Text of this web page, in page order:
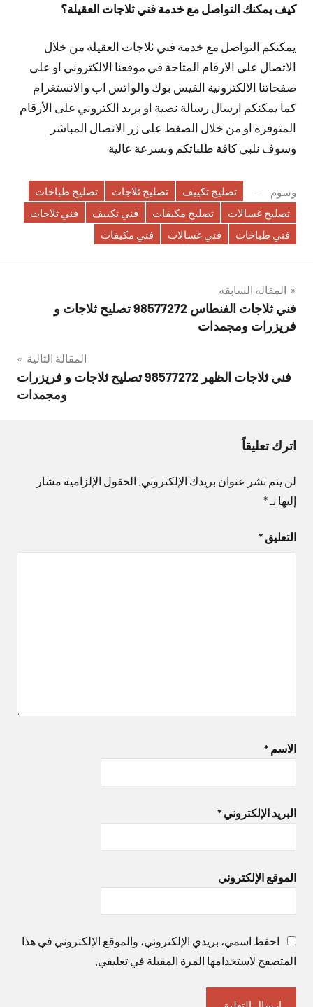
كيف يمكنك التواصل مع خدمة فني ثلاجات العقيلة؟
يمكنكم التواصل مع خدمة فني ثلاجات العقيلة من خلال
الاتصال على الارقام المتاحة في موقعنا الالكتروني او على
صفحاتنا الالكترونية الفيس بوك والواتس اب والانستغرام
كما يمكنكم ارسال رسالة نصية او بريد الكتروني على الأرقام
المتوفرة او من خلال الضغط على زر الاتصال المباشر
وسوف نلبي كافة طلباتكم وبسرعة عالية
وسوم تصليح تكييف تصليح ثلاجات
تصليح طباخات
تصليح غسالات
تصليح مكيفات فني تكييف
فني ثلاجات
فني طباخات
فني غسالات فني مكيفات
تصفّح
المقالات
المقالة السابقة
فني ثلاجات الفنطاس 98577272 تصليح ثلاجات و
فريزرات ومجمدات
المقالة التالية
فني ثلاجات الظهر 98577272 تصليح ثلاجات و فريزرات
ومجمدات
اترك تعليقاً
لن يتم نشر عنوان بريدك الإلكتروني. الحقول الإلزامية مشار
إليها بـ*
التعليق *
الاسم *
البريد الإلكتروني *
الموقع الإلكتروني
احفظ اسمي، بريدي الإلكتروني، والموقع الإلكتروني في هذا
المتصفح لاستخدامها المرة المقبلة في تعليقي.